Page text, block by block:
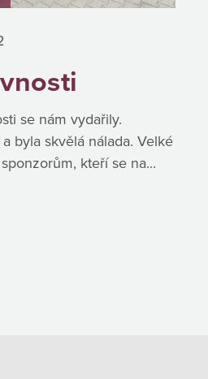
se nám vydařily.
byla skvělá nálada. Velké
kteří se na...